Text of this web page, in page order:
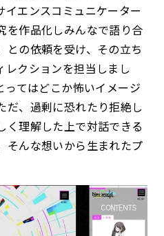
イエンスコミュニケーター
を作品化しみんなで語り合
との依頼を受け、その立ち
レクションを担当しまし
てはどこか怖いイメージ
だ、過剰に恐れたり拒絶し
く理解した上で対話できる
そんな想いから生まれたプ